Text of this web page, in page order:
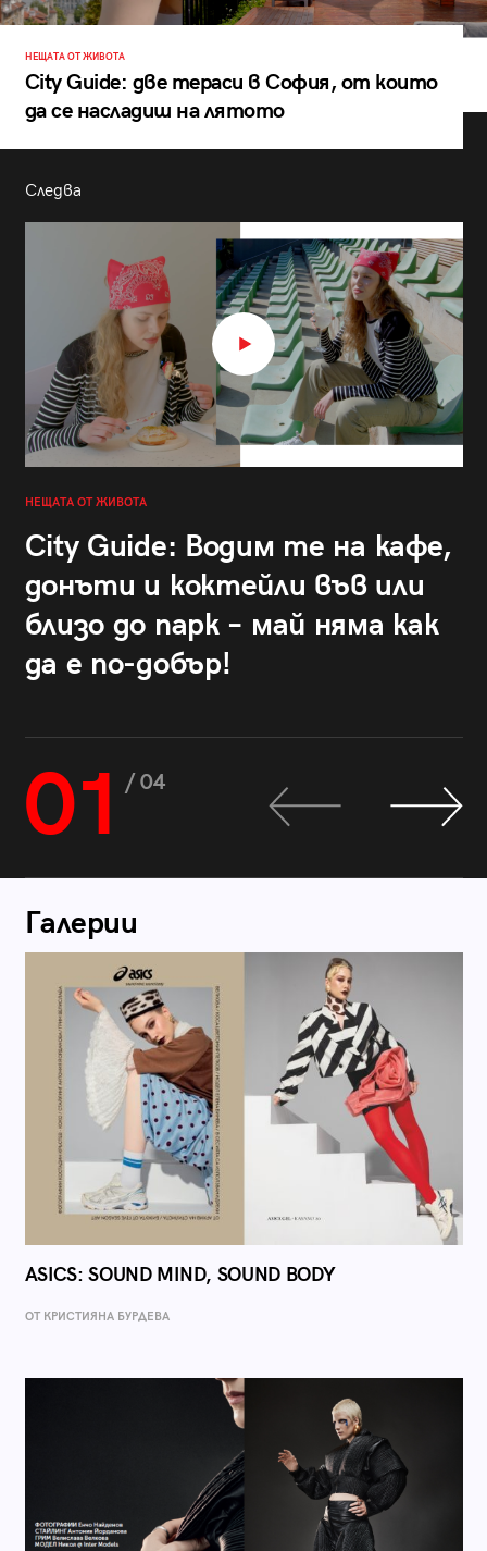
НЕЩАТА ОТ ЖИВОТА
City Guide: две тераси в София, от които
да се насладиш на лятото
Следва
НЕЩАТА ОТ ЖИВОТА
City Guide: Водим те на кафе,
донъти и коктейли във или
близо до парк – май няма как
да е по-добър!
01 / 04
Галерии
ASICS: SOUND MIND, SOUND BODY
ОТ КРИСТИЯНА БУРДЕВА